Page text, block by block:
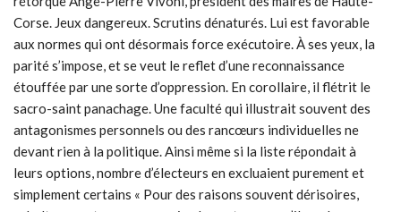
Corse. Jeux dangereux. Scrutins dénaturés. Lui est favorable
aux normes qui ont désormais force exécutoire. À ses yeux, la
parité s’impose, et se veut le reflet d’une reconnaissance
étouffée par une sorte d’oppression. En corollaire, il flétrit le
sacro-saint panachage. Une faculté qui illustrait souvent des
antagonismes personnels ou des rancœurs individuelles ne
devant rien à la politique. Ainsi même si la liste répondait à
leurs options, nombre d’électeurs en excluaient purement et
simplement certains « Pour des raisons souvent dérisoires,